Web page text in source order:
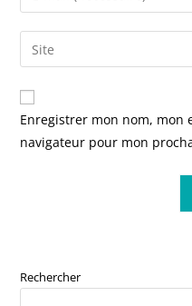
Enregistrer mon nom, mon
navigateur pour mon
Rechercher